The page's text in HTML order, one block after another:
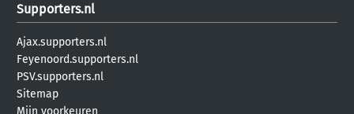
Supporters.nl
Ajax.supporters.nl
Feyenoord.supporters.nl
PSV.supporters.nl
Sitemap
Mijn voorkeuren